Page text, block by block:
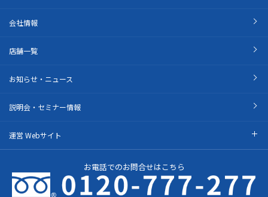
会社情報
店舗一覧
お知らせ・ニュース
説明会・セミナー情報
運営 Webサイト
お電話でのお問合せはこちら